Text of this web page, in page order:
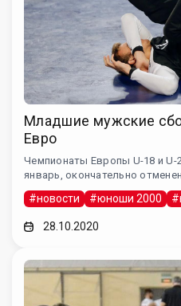
Младшие мужские
Евро
Чемпионаты Европы U-18 и U-
январь, окончательно
#новости #юноши 2000
28.10.2020